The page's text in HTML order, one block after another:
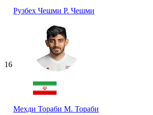
Рузбех Чешми Р. Чешми
16
Мехди Тораби М. Тораби